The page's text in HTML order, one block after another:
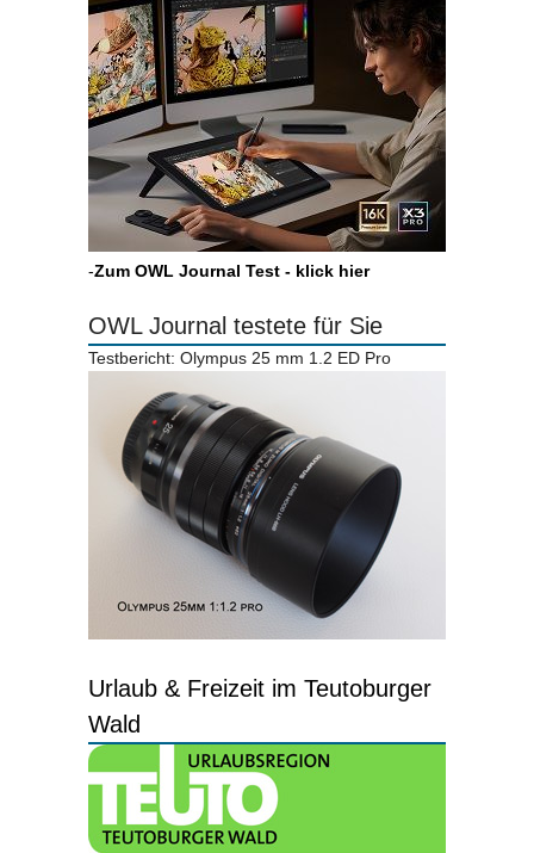
-Zum OWL Journal Test - klick hier
OWL Journal testete für Sie
Testbericht: Olympus 25 mm 1.2 ED Pro
Urlaub & Freizeit im Teutoburger
Wald